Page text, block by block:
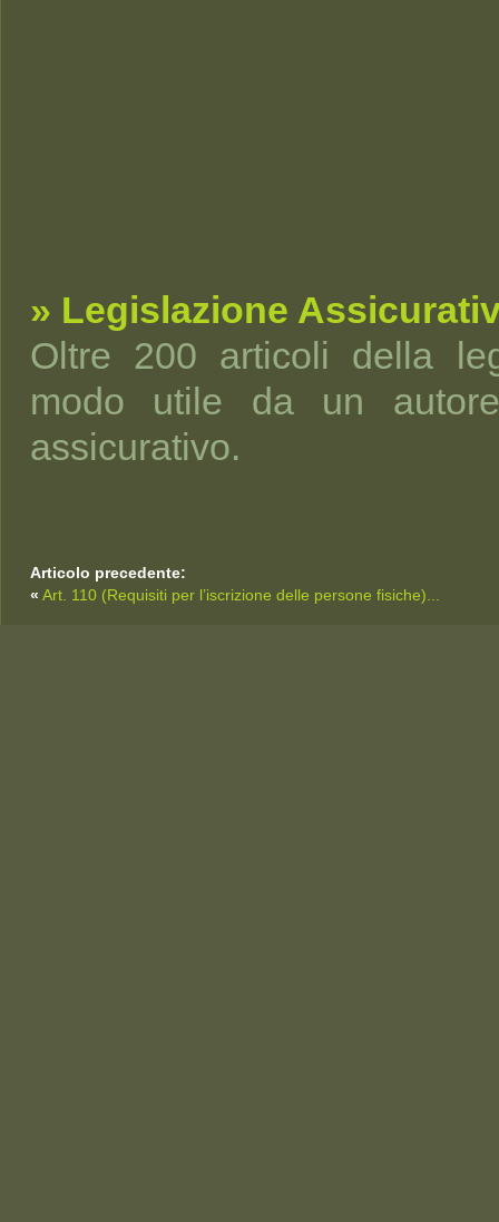
» Legislazione
Oltre 200 articoli della
modo utile da un
assicurativo.
Articolo precedente:
« Art. 110 (Requisiti per l’iscrizione delle persone fisiche)...